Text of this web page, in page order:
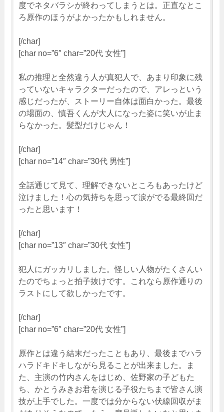
度でネタバラシが終わってしまうとは。正直なとこ
ろ原作のほうがよかったかもしれません。
[/char]
[char no=”6″ char=”20代 女性”]
私の推理と全然違う人が真犯人で、あまり印象に残
っていないキャラクターだったので、アレっという
感じだったが、ストーリー自体は面白かった。最後
の場面の、慎吾くんが大人になった姿に笑いが止ま
らなかった。髪型だけじゃん！
[/char]
[char no=”14″ char=”30代 男性”]
全話通じて見て、理解できないところもあったけど
泣けました！心の気持ちを思って涙がでる最終回だ
ったと思います！
[/char]
[char no=”13″ char=”30代 女性”]
犯人にガッカリしました。怪しい人物がたくさんい
たのでちょっと拍子抜けです。これなら原作通りの
ラストにして欲しかったです。
[/char]
[char no=”6″ char=”20代 女性”]
原作とは違う結末だったこともあり、最後までハラ
ハラドキドキしながら見ることが出来ました。ま
た、主演の竹内さんをはじめ、佐野家の子どもた
ち、かとうみきお君を演じる子役たちまで皆さん演
技が上手でした。一度では分からない伏線回収がま